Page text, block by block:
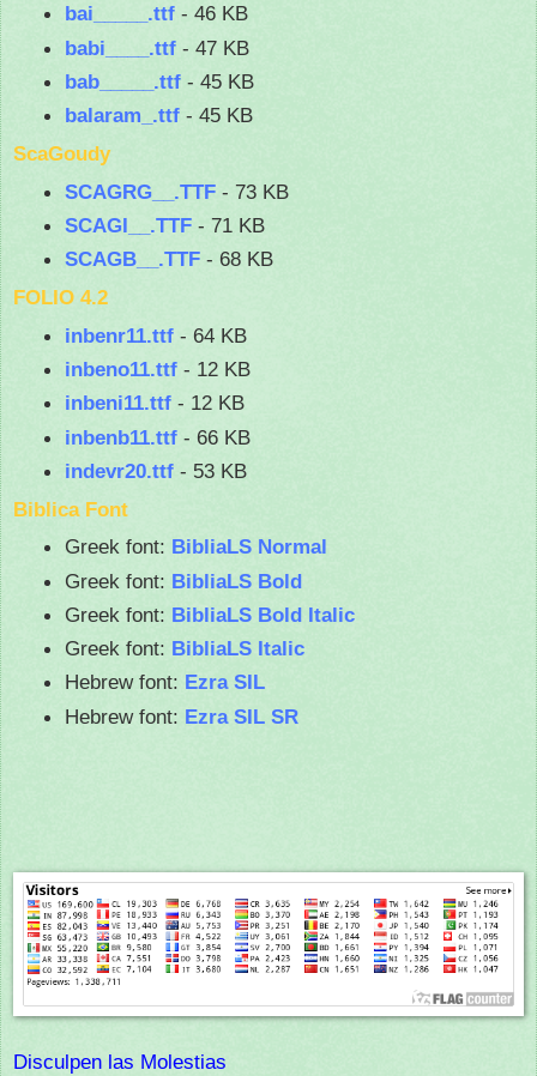
bai_____.ttf - 46 KB
babi____.ttf - 47 KB
bab_____.ttf - 45 KB
balaram_.ttf - 45 KB
ScaGoudy
SCAGRG__.TTF - 73 KB
SCAGI__.TTF - 71 KB
SCAGB__.TTF - 68 KB
FOLIO 4.2
inbenr11.ttf - 64 KB
inbeno11.ttf - 12 KB
inbeni11.ttf - 12 KB
inbenb11.ttf - 66 KB
indevr20.ttf - 53 KB
Biblica Font
Greek font: BibliaLS Normal
Greek font: BibliaLS Bold
Greek font: BibliaLS Bold Italic
Greek font: BibliaLS Italic
Hebrew font: Ezra SIL
Hebrew font: Ezra SIL SR
Disculpen las Molestias